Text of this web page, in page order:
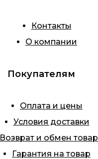
Контакты
О компании
Покупателям
Оплата и цены
Условия доставки
Возврат и обмен
Гарантия на товар